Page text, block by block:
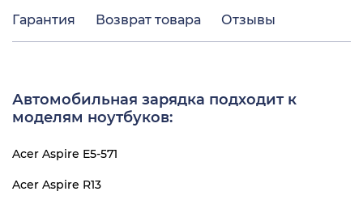
Гарантия Возврат товара Отзывы
Автомобильная зарядка подходит к
моделям ноутбуков:
Acer Aspire E5-571
Acer Aspire R13